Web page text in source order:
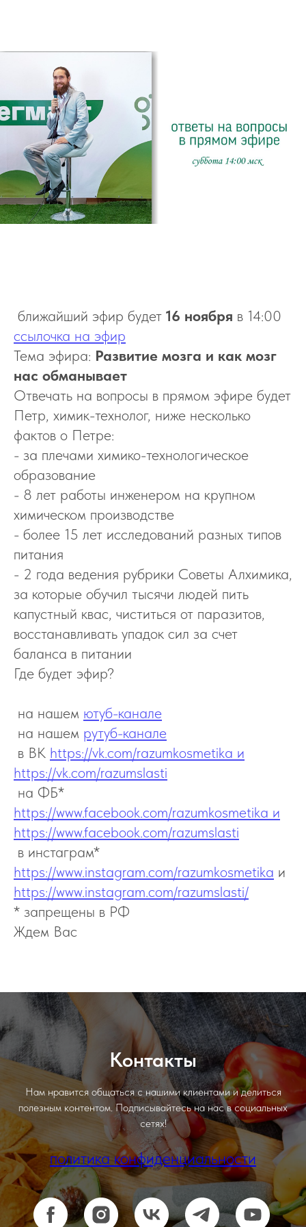
ближайший эфир будет 16 ноября в 14:00
ссылочка на эфир
Тема эфира: Развитие мозга и как мозг
нас обманывает
Отвечать на вопросы в прямом эфире будет
Петр, химик-технолог, ниже несколько
фактов о Петре:
- за плечами химико-технологическое
образование
- 8 лет работы инженером на крупном
химическом производстве
- более 15 лет исследований разных типов
питания
- 2 года ведения рубрики Советы Алхимика,
за которые обучил тысячи людей пить
капустный квас, чиститься от паразитов,
восстанавливать упадок сил за счет
баланса в питании
Где будет эфир?
на нашем ютуб-канале
на нашем рутуб-канале
в ВК https://vk.com/razumkosmetika и
https://vk.com/razumslasti
на ФБ*
https://www.facebook.com/razumkosmetika и
https://www.facebook.com/razumslasti
в инстаграм*
https://www.instagram.com/razumkosmetika и
https://www.instagram.com/razumslasti/
* запрещены в РФ
Ждем Вас
Контакты
Нам нравится общаться с нашими клиентами и делиться
полезным контентом. Подписывайтесь на нас в социальных
сетях!
политика конфиденциальности